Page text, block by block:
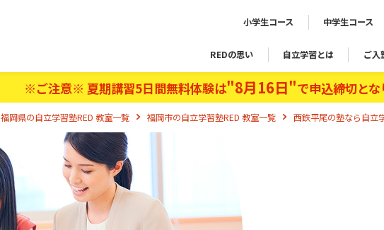
小学生コース 中学生コース
REDの思い 自立学習とは ご入
※ご注意※ 夏期講習5日間無料体験は"8月16日"で申込締切と
福岡県の自立学習塾RED 教室一覧 福岡市の自立学習塾RED 教室一覧 西鉄平尾の塾なら自立